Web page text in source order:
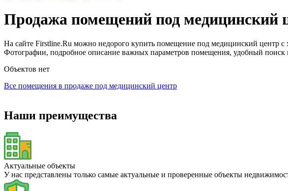
Продажа помещений под медицинский
На сайте Firstline.Ru можно недорого купить помещение под медицинский центр
Фотографии, подробное описание важных параметров помещения, удобный поиск
Объектов нет
Все помещения в продаже под медицинский центр
Наши преимущества
Актуальные объекты
У нас представлены только самые актуальные и проверенные объекты